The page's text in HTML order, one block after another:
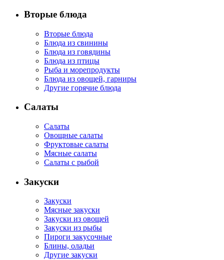
Вторые блюда
Вторые блюда
Блюда из свинины
Блюда из говядины
Блюда из птицы
Рыба и морепродукты
Блюда из овощей, гарниры
Другие горячие блюда
Салаты
Салаты
Овощные салаты
Фруктовые салаты
Мясные салаты
Салаты с рыбой
Закуски
Закуски
Мясные закуски
Закуски из овощей
Закуски из рыбы
Пироги закусочные
Блины, оладьи
Другие закуски